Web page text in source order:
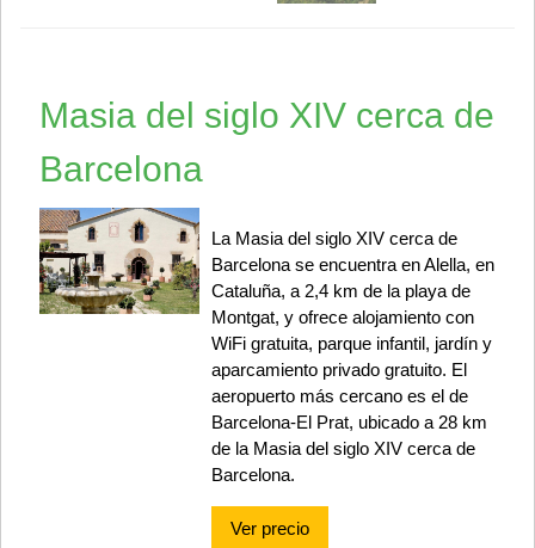
Masia del siglo XIV cerca de
Barcelona
La Masia del siglo XIV cerca de
Barcelona se encuentra en Alella, en
Cataluña, a 2,4 km de la playa de
Montgat, y ofrece alojamiento con
WiFi gratuita, parque infantil, jardín y
aparcamiento privado gratuito. El
aeropuerto más cercano es el de
Barcelona-El Prat, ubicado a 28 km
de la Masia del siglo XIV cerca de
Barcelona.
Ver precio